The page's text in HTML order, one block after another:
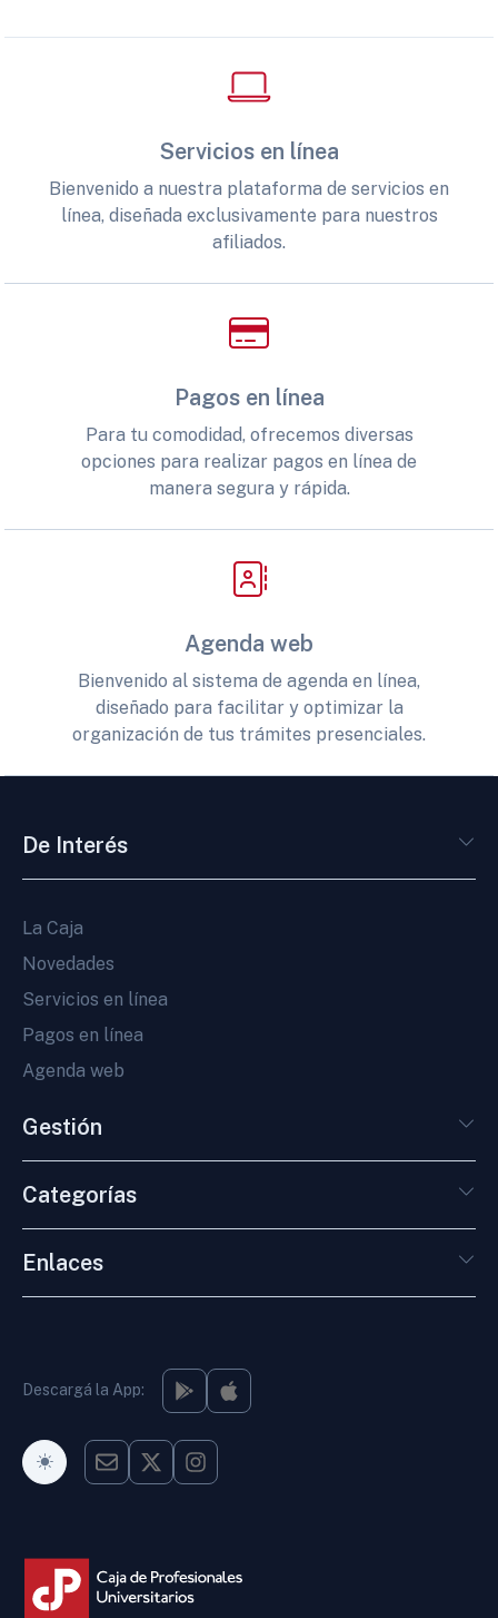
Servicios en línea
Bienvenido a nuestra plataforma de servicios en
línea, diseñada exclusivamente para nuestros
afiliados.
Pagos en línea
Para tu comodidad, ofrecemos diversas
opciones para realizar pagos en línea de
manera segura y rápida.
Agenda web
Bienvenido al sistema de agenda en línea,
diseñado para facilitar y optimizar la
organización de tus trámites presenciales.
De Interés
La Caja
Novedades
Servicios en línea
Pagos en línea
Agenda web
Gestión
Categorías
Enlaces
Descargá la App:
Modo Oscuro